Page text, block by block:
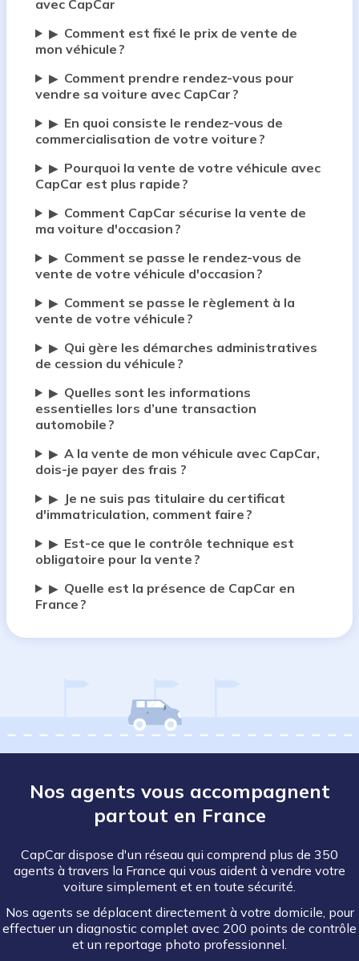
avec CapCar
▶ Comment est fixé le prix de vente de
mon véhicule ?
▶ Comment prendre rendez-vous pour
vendre sa voiture avec CapCar ?
▶ En quoi consiste le rendez-vous de
commercialisation de votre voiture ?
▶ Pourquoi la vente de votre véhicule avec
CapCar est plus rapide ?
▶ Comment CapCar sécurise la vente de
ma voiture d'occasion ?
▶ Comment se passe le rendez-vous de
vente de votre véhicule d'occasion ?
▶ Comment se passe le règlement à la
vente de votre véhicule ?
▶ Qui gère les démarches administratives
de cession du véhicule ?
▶ Quelles sont les informations
essentielles lors d’une transaction
automobile ?
▶ A la vente de mon véhicule avec CapCar,
dois-je payer des frais ?
▶
Je ne suis pas titulaire du certificat
d'immatriculation, comment faire ?
▶ Est-ce que le contrôle technique est
obligatoire pour la vente ?
▶ Quelle est la présence de CapCar en
France ?
Nos agents vous accompagnent
partout en France
CapCar dispose d'un réseau qui comprend plus de 350
agents à travers la France qui vous aident à vendre votre
voiture simplement et en toute sécurité.
Nos agents se déplacent directement à votre domicile, pour
effectuer un diagnostic complet avec 200 points de contrôle
et un reportage photo professionnel.